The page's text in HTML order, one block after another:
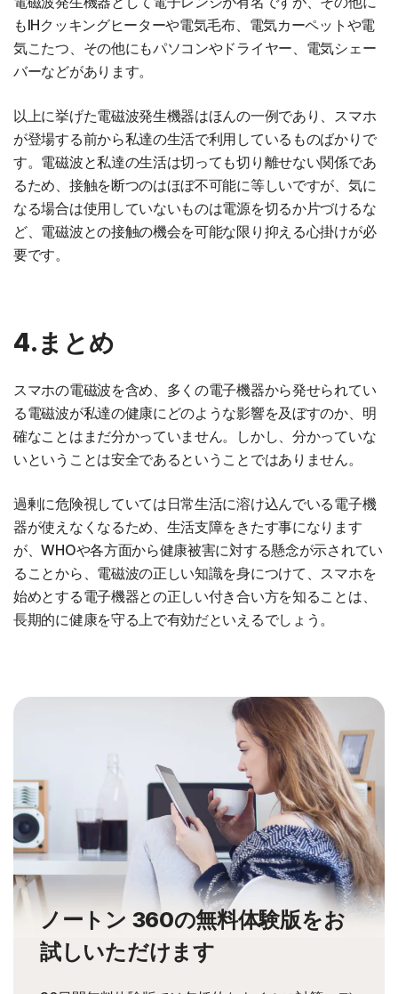
もIHクッキングヒーターや電気毛布、電気カーペットや電
気こたつ、その他にもパソコンやドライヤー、電気シェー
バーなどがあります。
以上に挙げた電磁波発生機器はほんの一例であり、スマホ
が登場する前から私達の生活で利用しているものばかりで
す。電磁波と私達の生活は切っても切り離せない関係であ
るため、接触を断つのはほぼ不可能に等しいですが、気に
なる場合は使用していないものは電源を切るか片づけるな
ど、電磁波との接触の機会を可能な限り抑える心掛けが必
要です。
4.まとめ
スマホの電磁波を含め、多くの電子機器から発せられてい
る電磁波が私達の健康にどのような影響を及ぼすのか、明
確なことはまだ分かっていません。しかし、分かっていな
いということは安全であるということではありません。
過剰に危険視していては日常生活に溶け込んでいる電子機
器が使えなくなるため、生活支障をきたす事になります
が、WHOや各方面から健康被害に対する懸念が示されてい
ることから、電磁波の正しい知識を身につけて、スマホを
始めとする電子機器との正しい付き合い方を知ることは、
長期的に健康を守る上で有効だといえるでしょう。
ノートン 360の無料体験版をお
試しいただけます